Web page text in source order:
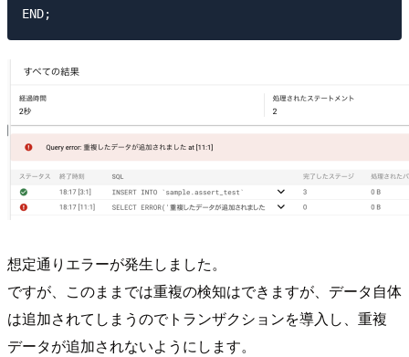
想定通りエラーが発生しました。
ですが、このままでは重複の検知はできますが、データ自体
は追加されてしまうのでトランザクションを導入し、重複
データが追加されないようにします。